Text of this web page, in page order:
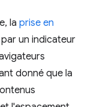
la prise en
un indicateur
donné que la